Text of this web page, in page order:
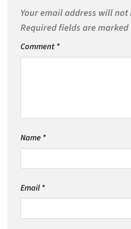
Your email address will not
Required fields are marked
Comment *
Name *
Email*